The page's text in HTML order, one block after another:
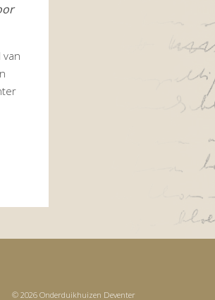
© 2026 Onderduikhuizen Deventer